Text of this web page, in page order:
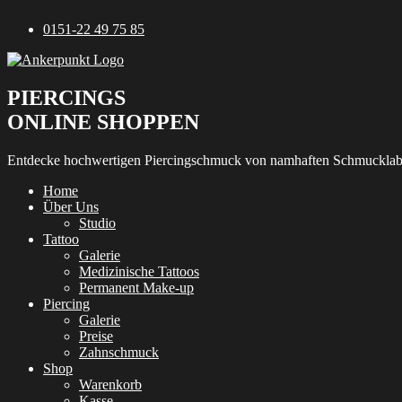
Inhalt
0151-22 49 75 85
PIERCINGS
ONLINE SHOPPEN
Entdecke hochwertigen Piercingschmuck von namhaften
Home
Über Uns
Studio
Tattoo
Galerie
Medizinische Tattoos
Permanent Make-up
Piercing
Galerie
Preise
Zahnschmuck
Shop
Warenkorb